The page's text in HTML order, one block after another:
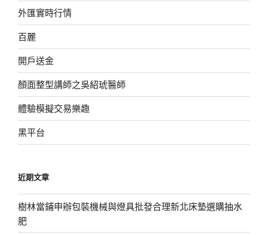
外匯實時行情
百麗
開戶送金
顏面整型講師之吳紹琥醫師
體驗模擬交易樂趣
黑平台
近期文章
樹林當鋪申辦包裝機械與燈具批發合理新北床墊選購抽水
肥